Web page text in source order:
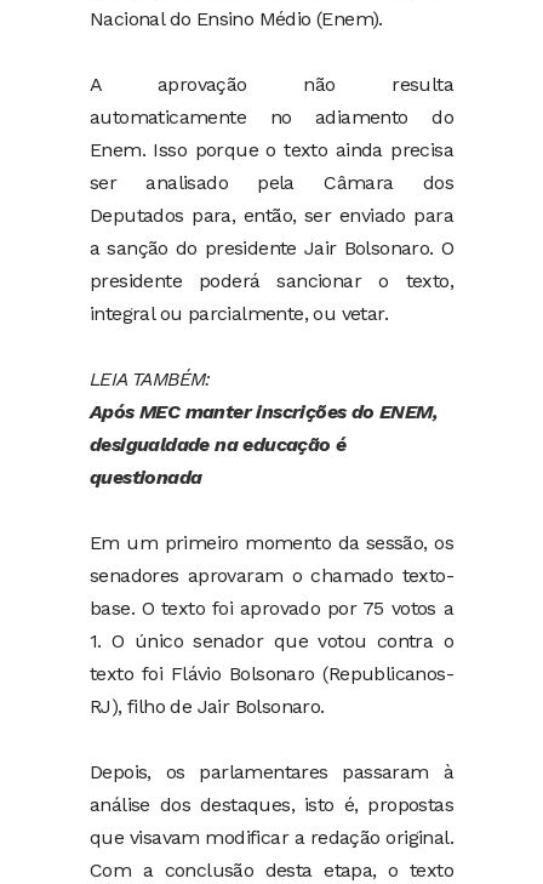
Nacional do Ensino Médio (Enem).
A aprovação não resulta
automaticamente no adiamento do
Enem. Isso porque o texto ainda precisa
ser analisado pela Câmara dos
Deputados para, então, ser enviado para
a sanção do presidente Jair Bolsonaro. O
presidente poderá sancionar o texto,
integral ou parcialmente, ou vetar.
LEIA TAMBÉM:
Após MEC manter inscrições do ENEM,
desigualdade na educação é
questionada
Em um primeiro momento da sessão, os
senadores aprovaram o chamado texto-
base. O texto foi aprovado por 75 votos a
1. O único senador que votou contra o
texto foi Flávio Bolsonaro (Republicanos-
RJ), filho de Jair Bolsonaro.
Depois, os parlamentares passaram à
análise dos destaques, isto é, propostas
que visavam modificar a redação original.
Com a conclusão desta etapa, o texto